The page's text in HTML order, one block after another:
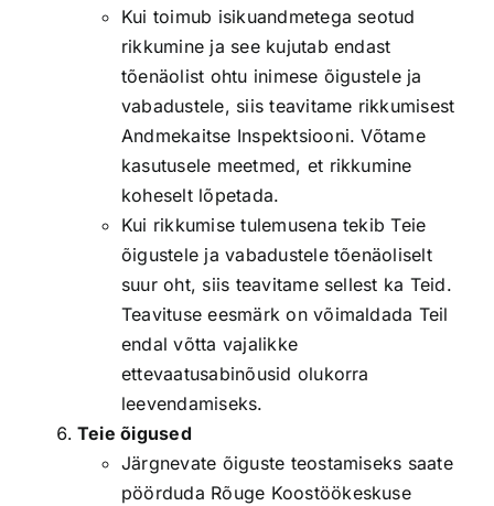
Kui toimub isikuandmetega seotud
rikkumine ja see kujutab endast
tõenäolist ohtu inimese õigustele ja
vabadustele, siis teavitame rikkumisest
Andmekaitse Inspektsiooni. Võtame
kasutusele meetmed, et rikkumine
koheselt lõpetada.
Kui rikkumise tulemusena tekib Teie
õigustele ja vabadustele tõenäoliselt
suur oht, siis teavitame sellest ka Teid.
Teavituse eesmärk on võimaldada Teil
endal võtta vajalikke
ettevaatusabinõusid olukorra
leevendamiseks.
Teie õigused
Järgnevate õiguste teostamiseks saate
pöörduda Rõuge Koostöökeskuse